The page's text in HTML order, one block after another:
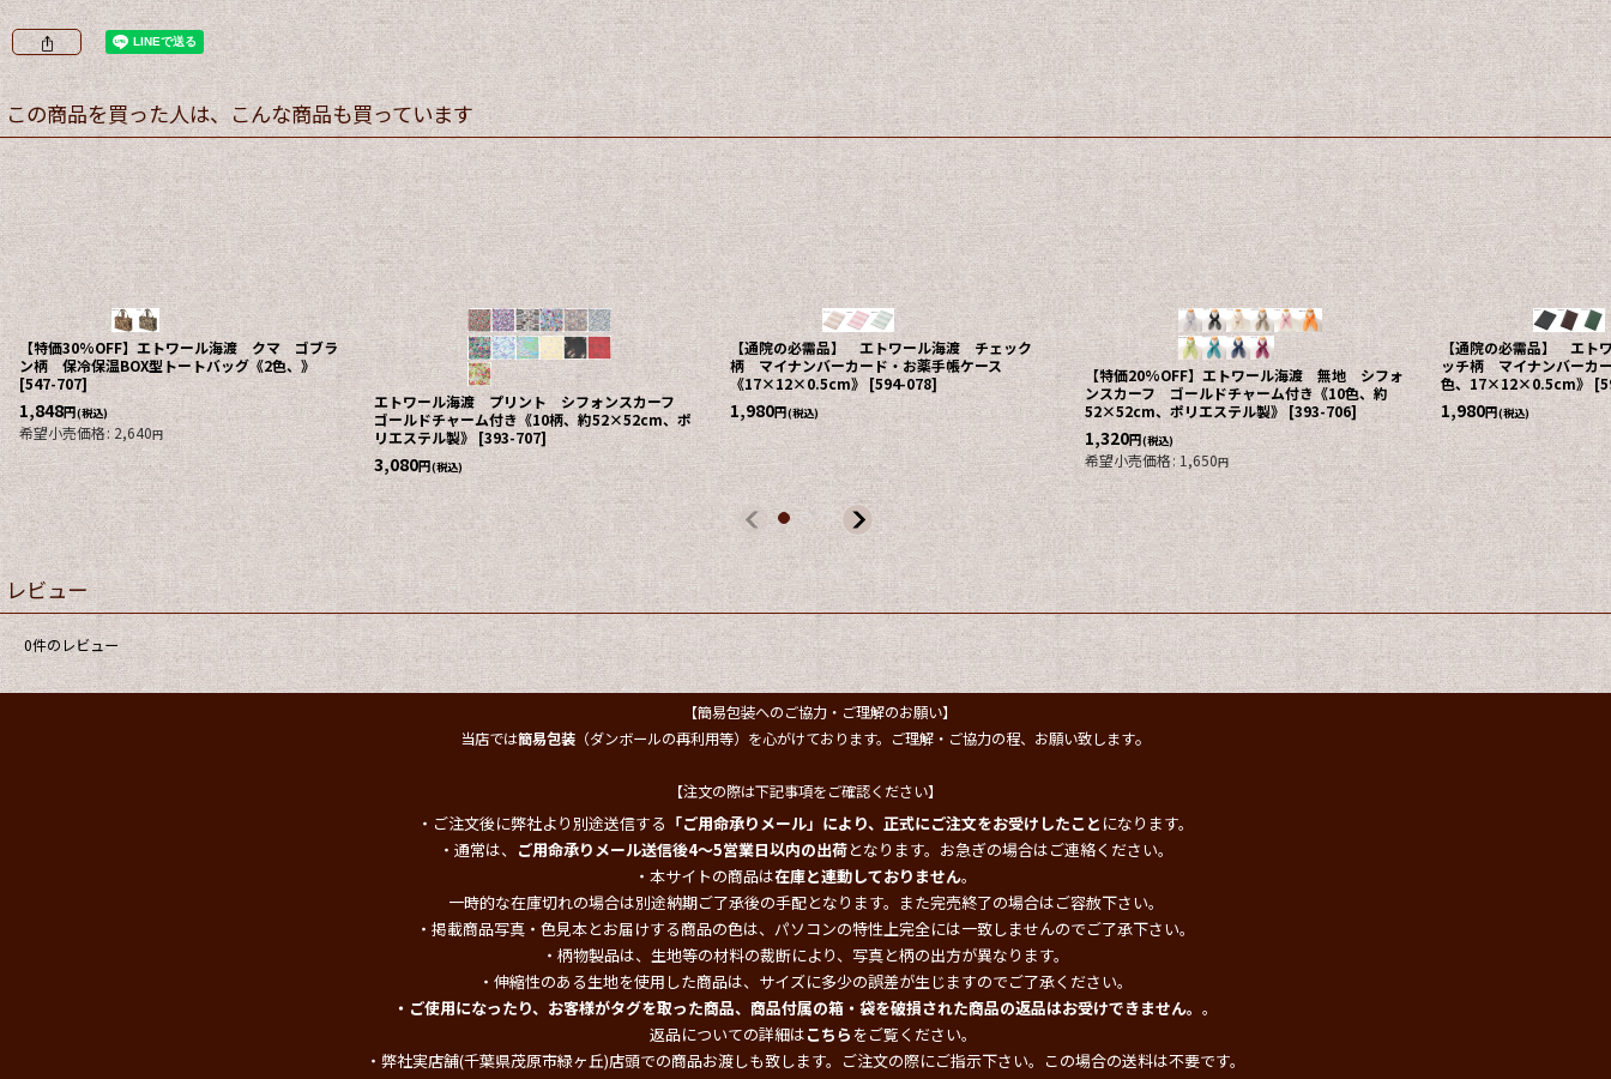
この商品を買った人は、こんな商品も買っています
【特価30%OFF】エトワール海渡 クマ ゴブラ
ン柄 保冷保温BOX型トートバッグ《2色、》
[547-707]
1,848円(税込)
希望小売価格: 2,640円
エトワール海渡 プリント シフォンスカーフ
ゴールドチャーム付き《10柄、約52×52cm、ポ
リエステル製》 [393-707]
3,080円(税込)
【通院の必需品】 エトワール海渡 チェック
柄 マイナンバーカード・お薬手帳ケース
《17×12×0.5cm》 [594-078]
1,980円(税込)
【特価20%OFF】エトワール海渡 無地 シフォ
ンスカーフ ゴールドチャーム付き《10色、約
52×52cm、ポリエステル製》[393-706]
1,320円(税込)
希望小売価格: 1,650円
【通院の必需品】 エト
ッチ柄 マイナンバーカ
色、17×12×0.5cm》 [
1,980円(税込)
レビュー
0件のレビュー
【簡易包装へのご協力・ご理解のお願い】
当店では簡易包装（ダンボールの再利用等）を心がけております。ご理解・ご協力の程、お願い致します。
【注文の際は下記事項をご確認ください】
・ご注文後に弊社より別途送信する 「ご用命承りメール」により、正式にご注文をお受けしたこと になります。
・通常は、 ご用命承りメール送信後4～5営業日以内の出荷となります。お急ぎの場合はご連絡ください。
・本サイトの商品は在庫と連動しておりません。
一時的な在庫切れの場合は別途納期ご了承後の手配となります。また完売終了の場合はご容赦下さい。
・掲載商品写真・色見本とお届けする商品の色は、パソコンの特性上完全には一致しませんのでご了承下さい。
・柄物製品は、生地等の材料の裁断により、写真と柄の出方が異なります。
・伸縮性のある生地を使用した商品は、サイズに多少の誤差が生じますのでご了承ください。
・ご使用になったり、お客様がタグを取った商品、商品付属の箱・袋を破損された商品の返品はお受けできません。 。
返品についての詳細はこちらをご覧ください。
・弊社実店舗(千葉県茂原市緑ヶ丘)店頭での商品お渡しも致します。ご注文の際にご指示下さい。この場合の送料は不要です。